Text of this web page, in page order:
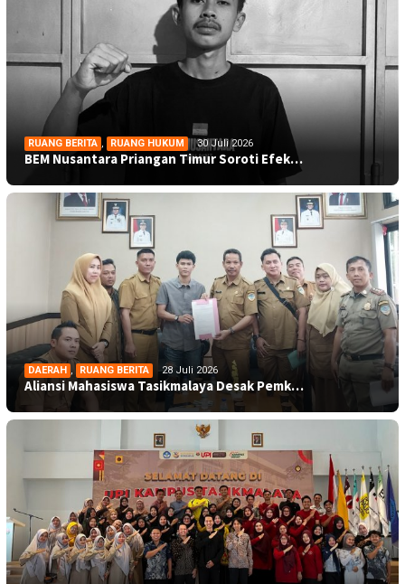
RUANG BERITA , RUANG HUKUM 30 Juli 2026
BEM Nusantara Priangan Timur Soroti Efek…
DAERAH , RUANG BERITA 28 Juli 2026
Aliansi Mahasiswa Tasikmalaya Desak Pemk…